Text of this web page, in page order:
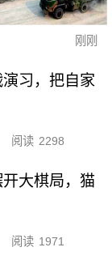
刚刚
习，把自家
阅读 2298
大棋局，猫
阅读 1971